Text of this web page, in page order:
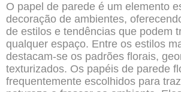
O papel de parede é um elemento
decoração de ambientes,
de estilos e tendências que podem
qualquer espaço. Entre os estilos
destacam-se os padrões florais,
texturizados. Os papéis de parede
frequentemente escolhidos para